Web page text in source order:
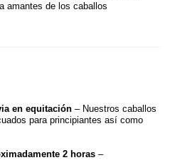
amantes de los caballos
en equitación – Nuestros caballos
para principiantes así como
2 horas –